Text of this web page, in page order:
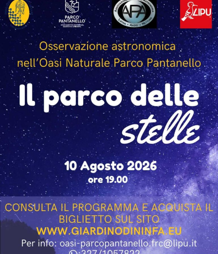
Ospiti della serata il regista Christian Marazziti e Marco
Giallini, che hanno incontrato il pubblico al termine
della proiezione, raccontando la realizzazione del film e
condividendo aneddoti ed esperienze legate al set e al
loro lavoro nel cinema. Tra gli ospiti presenti anche il
regista Paolo Genovese, già protagonista della serata
inaugurale della rassegna.
L’incontro con Giallini e Marazziti ha regalato al
pubblico momenti di confronto, ironia e spontaneità,
confermando lo spirito che caratterizza “Un Mare di